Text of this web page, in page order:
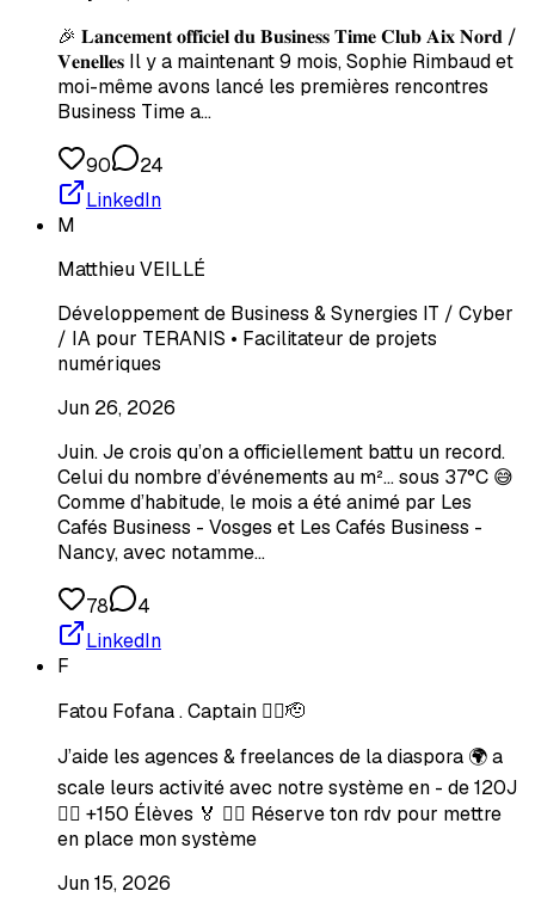
🎉 𝐋𝐚𝐧𝐜𝐞𝐦𝐞𝐧𝐭 𝐨𝐟𝐟𝐢𝐜𝐢𝐞𝐥 𝐝𝐮 𝐁𝐮𝐬𝐢𝐧𝐞𝐬𝐬 𝐓𝐢𝐦𝐞 𝐂𝐥𝐮𝐛 𝐀𝐢𝐱 𝐍𝐨𝐫𝐝 /
𝐕𝐞𝐧𝐞𝐥𝐥𝐞𝐬 Il y a maintenant 9 mois, Sophie Rimbaud et
moi-même avons lancé les premières rencontres
Business Time a…
90
24
LinkedIn
M
Matthieu VEILLÉ
Développement de Business & Synergies IT / Cyber
/ IA pour TERANIS • Facilitateur de projets
numériques
Jun 26, 2026
Juin. Je crois qu’on a officiellement battu un record.
Celui du nombre d’événements au m²… sous 37°C 😅
Comme d’habitude, le mois a été animé par Les
Cafés Business - Vosges et Les Cafés Business -
Nancy, avec notamme…
78
4
LinkedIn
F
Fatou Fofana . Captain 🏴‍☠️🫡
J’aide les agences & freelances de la diaspora 🌍 a
scale leurs activité avec notre système en - de 120J
🏴‍☠️ +150 Élèves 🏅 👇🏾 Réserve ton rdv pour mettre
en place mon système
Jun 15, 2026